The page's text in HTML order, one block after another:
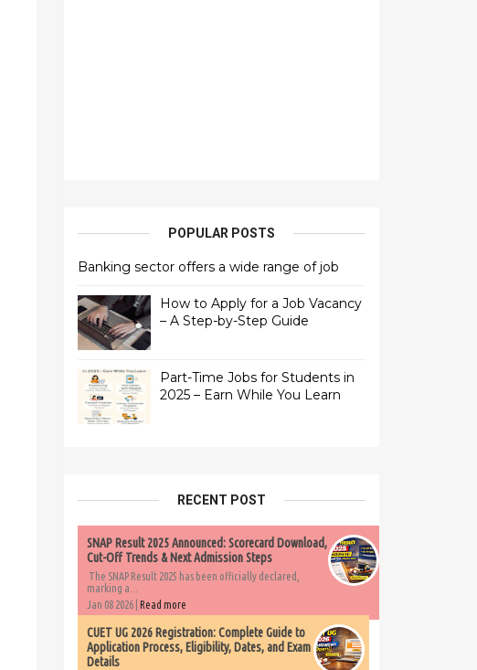
POPULAR POSTS
Banking sector offers a wide range of job
How to Apply for a Job Vacancy
– A Step-by-Step Guide
Part-Time Jobs for Students in
2025 – Earn While You Learn
RECENT POST
SNAP Result 2025 Announced: Scorecard Download,
Cut-Off Trends & Next Admission Steps
The SNAP Result 2025 has been officially declared,
marking a...
Jan 08 2026 | Read more
CUET UG 2026 Registration: Complete Guide to
Application Process, Eligibility, Dates, and Exam
Details